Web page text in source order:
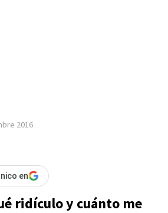
2016
en
ridículo y cuánto me